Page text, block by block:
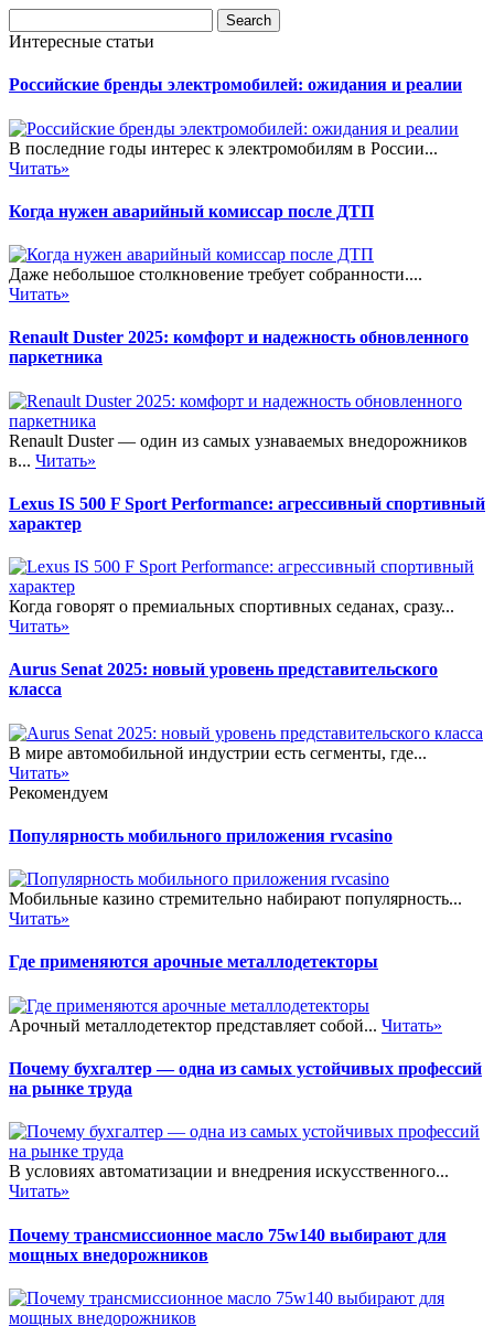
Интересные статьи
Российские бренды электромобилей: ожидания и реалии
В последние годы интерес к электромобилям в России...
Читать»
Когда нужен аварийный комиссар после ДТП
Даже небольшое столкновение требует собранности....
Читать»
Renault Duster 2025: комфорт и надежность обновленного
паркетника
Renault Duster — один из самых узнаваемых внедорожников
в... Читать»
Lexus IS 500 F Sport Performance: агрессивный спортивный
характер
Когда говорят о премиальных спортивных седанах, сразу...
Читать»
Aurus Senat 2025: новый уровень представительского
класса
В мире автомобильной индустрии есть сегменты, где...
Читать»
Рекомендуем
Популярность мобильного приложения rvcasino
Мобильные казино стремительно набирают популярность...
Читать»
Где применяются арочные металлодетекторы
Арочный металлодетектор представляет собой... Читать»
Почему бухгалтер — одна из самых устойчивых профессий
на рынке труда
В условиях автоматизации и внедрения искусственного...
Читать»
Почему трансмиссионное масло 75w140 выбирают для
мощных внедорожников